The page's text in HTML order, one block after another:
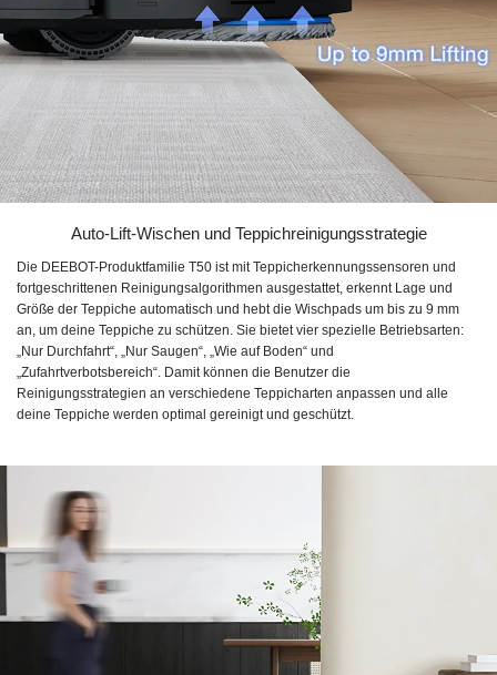
Auto-Lift-Wischen und Teppichreinigungsstrategie
Die DEEBOT-Produktfamilie T50 ist mit Teppicherkennungssensoren und
fortgeschrittenen Reinigungsalgorithmen ausgestattet, erkennt Lage und
Größe der Teppiche automatisch und hebt die Wischpads um bis zu 9 mm
an, um deine Teppiche zu schützen. Sie bietet vier spezielle Betriebsarten:
„Nur Durchfahrt“, „Nur Saugen“, „Wie auf Boden“ und
„Zufahrtverbotsbereich“. Damit können die Benutzer die
Reinigungsstrategien an verschiedene Teppicharten anpassen und alle
deine Teppiche werden optimal gereinigt und geschützt.